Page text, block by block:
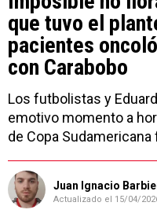
que tuvo el
pacientes
con Carabobo
Los futbolistas y
emotivo momento a
de Copa Sudamericana
Juan Ignacio
Actualizado el 15/04/